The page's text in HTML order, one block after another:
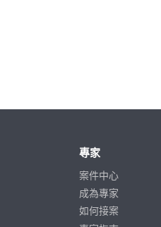
專家
案件中心
成為專家
如何接案